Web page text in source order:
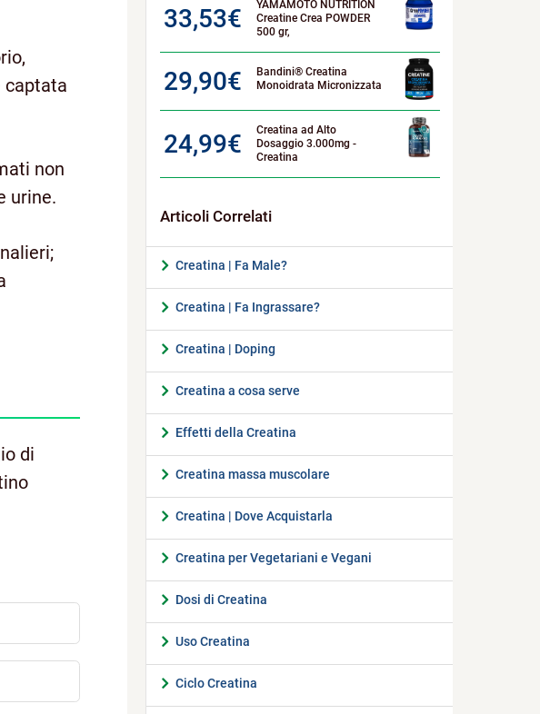
captata
non
urine.
di
33,53€
YAMAMOTO NUTRITION
Creatine Crea POWDER
500 gr,
29,90€
Bandini® Creatina
Monoidrata Micronizzata
24,99€
Creatina ad Alto
Dosaggio 3.000mg -
Creatina
Creatina | Fa Male?
Creatina | Fa Ingrassare?
Creatina | Doping
Creatina a cosa serve
Effetti della Creatina
Creatina massa muscolare
Creatina | Dove Acquistarla
Creatina per Vegetariani e Vegani
Dosi di Creatina
Uso Creatina
Ciclo Creatina